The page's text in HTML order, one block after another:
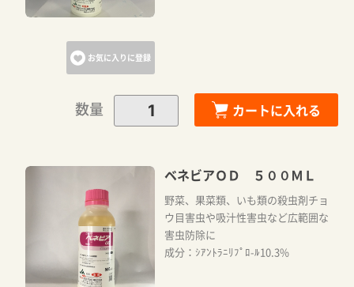
お気に入りに登録
数量 カートに入れる
ベネビアＯＤ ５００ＭＬ
野菜、果菜類、いも類の殺虫剤チョ
ウ目害虫や吸汁性害虫など広範囲な
害虫防除に
成分：ｼｱﾝﾄﾗﾆﾘﾌﾟﾛ-ﾙ10.3%
カートに追加しました。